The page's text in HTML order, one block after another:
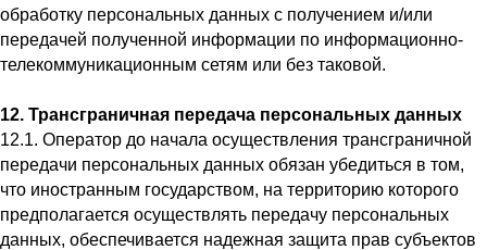
обработку персональных данных с получением и/или
передачей полученной информации по информационно-
телекоммуникационным сетям или без таковой.
12. Трансграничная передача персональных данных
12.1. Оператор до начала осуществления трансграничной
передачи персональных данных обязан убедиться в том,
что иностранным государством, на территорию которого
предполагается осуществлять передачу персональных
данных, обеспечивается надежная защита прав субъектов